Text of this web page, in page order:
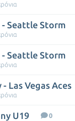
Seattle Storm
Seattle Storm
Las Vegas Aces
U19
0